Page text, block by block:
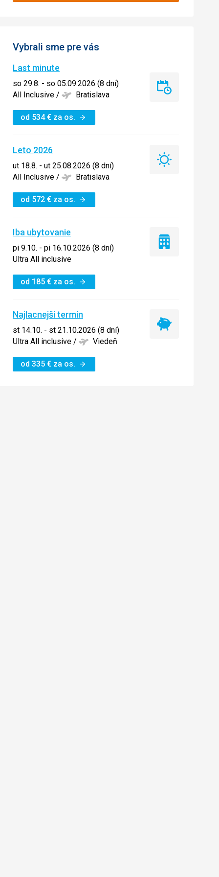
Vybrali sme pre vás
Last minute
so 29.8. - so 05.09.2026 (8 dní)
All Inclusive / Bratislava
od 534€ za os.
Last
Leto 2026
ut 18.8. - ut 25.08.2026 (8 dní)
All Inclusive / Bratislava
od 572 € za os.
Leto
Iba ubytovanie
pi 9.10. - pi 16.10.2026 (8 dní)
Ultra All inclusive
od 185 € za os.
Iba
Najlacnejší termín
st 14.10. - st 21.10.2026 (8 dní)
Ultra All inclusive / Viedeň
od 335 € za os.
Najlacnejší